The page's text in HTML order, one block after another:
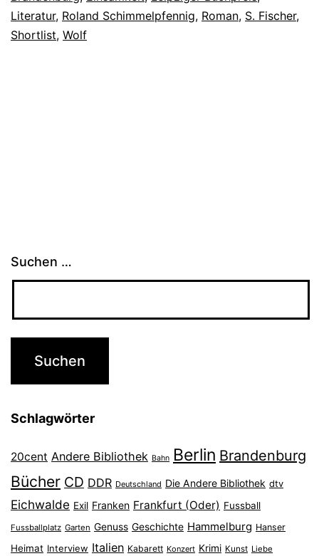
Literatur, Roland Schimmelpfennig, Roman, S. Fischer,
Shortlist, Wolf
Suchen …
Schlagwörter
20cent Andere Bibliothek Bahn Berlin Brandenburg
Bücher CD DDR Deutschland Die Andere Bibliothek dtv
Eichwalde Exil Franken Frankfurt (Oder) Fussball
Fussballplatz Garten Genuss Geschichte Hammelburg Hanser
Heimat Interview Italien Kabarett Konzert Krimi Kunst Liebe